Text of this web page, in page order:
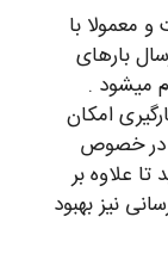
معمولا با
بارهای
میشود .
بارگیری امکان
در خصوص
علاوه بر
نیز بهبود